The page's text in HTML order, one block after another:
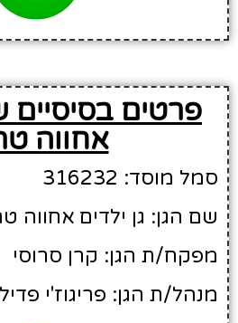
פרטים בסיסיים
אחווה
סמל מוסד: 316232
שם הגן: גן ילדים אחווה
מפקח/ת הגן: קרן סרוסי
מנהל/ת הגן: פריגוז'י